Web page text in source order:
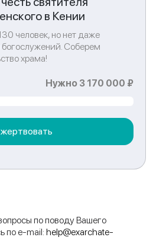
в Кении
человек, но нет даже
Соберем
храма!
Нужно 3 170 000 ₽
по поводу Вашего
по e-mail: help@exarchate-